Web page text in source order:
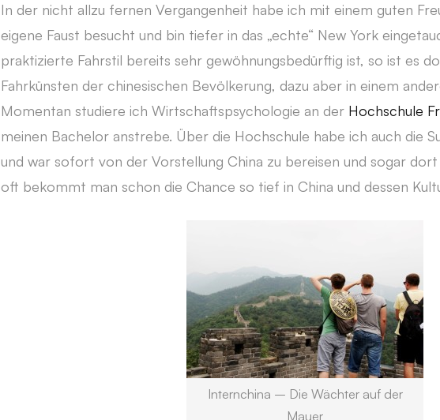
In der nicht allzu fernen Vergangenheit habe ich mit einem guten
eigene Faust besucht und bin tiefer in das „echte“ New York
praktizierte Fahrstil bereits sehr gewöhnungsbedürftig ist, so ist es
Fahrkünsten der chinesischen Bevölkerung, dazu aber in einem
Momentan studiere ich Wirtschaftspsychologie an der Hochschule
meinen Bachelor anstrebe. Über die Hochschule habe ich auch die
und war sofort von der Vorstellung China zu bereisen und sogar
oft bekommt man schon die Chance so tief in China und dessen
Internchina – Die Wächter auf der
Mauer